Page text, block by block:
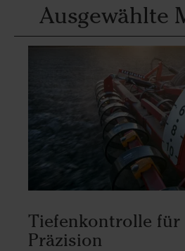
Ausgewählte
Tiefenkontrolle für
Präzision